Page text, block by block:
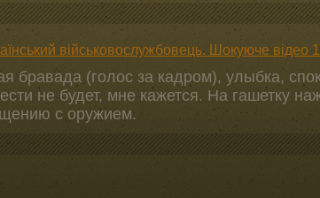
військовослужбовець. Шокуюче відео
бравада (голос за кадром), улыбка,
не будет, мне кажется. На гашетку
с оружием.